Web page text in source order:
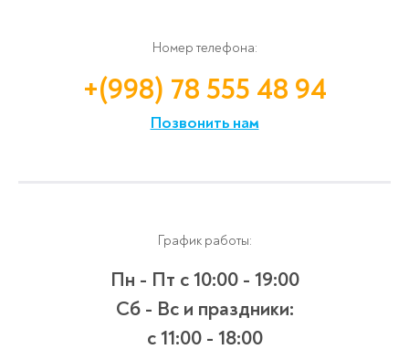
Номер телефона:
+(998) 78 555 48 94
Позвонить нам
График работы:
Пн - Пт с 10:00 - 19:00
Сб - Вс и праздники:
c 11:00 - 18:00